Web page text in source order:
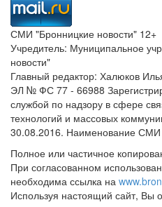
СМИ "Бронницкие новости" 12+
Учредитель: Муниципальное
новости"
Главный редактор: Халюков
ЭЛ № ФС 77 - 66988
службой по надзору в сфере
технологий и массовых
30.08.2016. Наименование СМИ
Полное или частичное
При согласованном
необходима ссылка на
Используя настоящий сайт, Вы